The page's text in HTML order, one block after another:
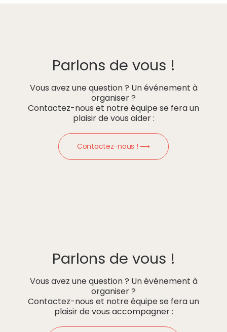
Parlons de vous !
Vous avez une question ? Un événement à
organiser ?
Contactez-nous et notre équipe se fera un
plaisir de vous aider :
Contactez-nous ! ⟶
Parlons de vous !
Vous avez une question ? Un événement à
organiser ?
Contactez-nous et notre équipe se fera un
plaisir de vous accompagner :